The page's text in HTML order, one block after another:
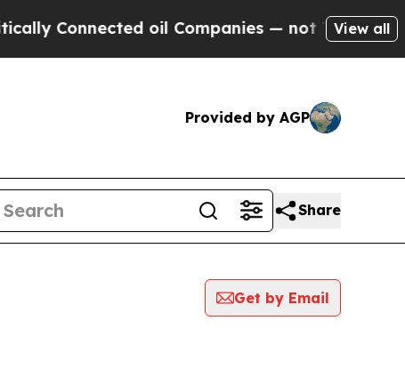
oil Companies — not Taxpayers —
View all
Provided by AGP
Share
Get by Email